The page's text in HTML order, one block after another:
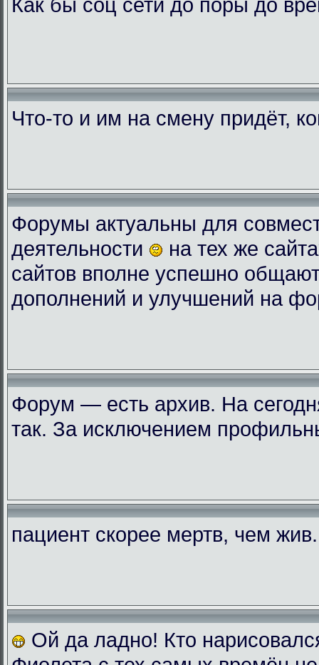
Что-то и им на смену придёт,
Форумы актуальны для
деятельности
на тех же
сайтов вполне успешно
дополнений и улучшений на
Форум — есть архив. На
так. За исключением
пациент скорее мертв, чем
Ой да ладно! Кто